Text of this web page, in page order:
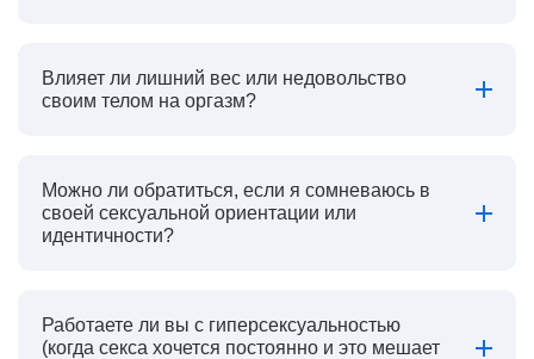
Влияет ли лишний вес или недовольство
своим телом на оргазм?
Можно ли обратиться, если я сомневаюсь в
своей сексуальной ориентации или
идентичности?
Работаете ли вы с гиперсексуальностью
(когда секса хочется постоянно и это мешает